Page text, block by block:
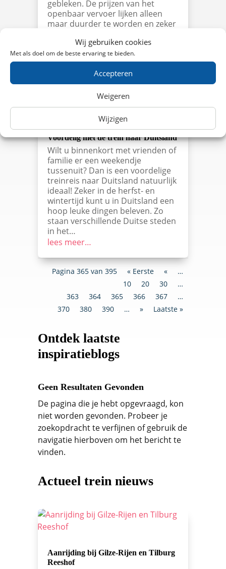
Wij gebruiken cookies
Met als doel om de beste ervaring te bieden.
Accepteren
Weigeren
Wijzigen
gebleken. De prijzen van het
openbaar vervoer lijken alleen
maar duurder te worden en zeker
40% korting regeling te
verdwijnen. Dit alles zorgt ervoor
dat treinkaartjes…
Voordelig met de trein naar Duitsland
Wilt u binnenkort met vrienden of
familie er een weekendje
tussenuit? Dan is een voordelige
treinreis naar Duitsland natuurlijk
ideaal! Zeker in de herfst- en
wintertijd kunt u in Duitsland een
hoop leuke dingen beleven. Zo
staan verschillende Duitse steden
in het…
lees meer…
Pagina 365 van 395 « Eerste «
…
10
20 30
…
363
364 365 366 367
…
370
380 390 … » Laatste »
Ontdek laatste
inspiratieblogs
Geen Resultaten Gevonden
De pagina die je hebt opgevraagd, kon
niet worden gevonden. Probeer je
zoekopdracht te verfijnen of gebruik de
navigatie hierboven om het bericht te
vinden.
Actueel trein nieuws
Aanrijding bij Gilze-Rijen en Tilburg
Reeshof